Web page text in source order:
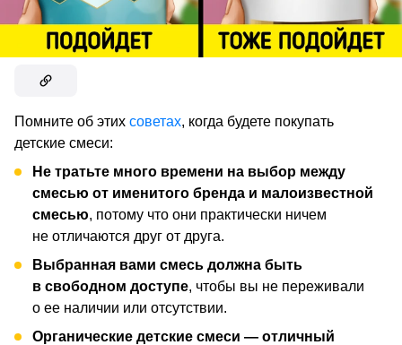
Помните об этих советах, когда будете покупать
детские смеси:
Не тратьте много времени на выбор между
смесью от именитого бренда и малоизвестной
смесью, потому что они практически ничем
не отличаются друг от друга.
Выбранная вами смесь должна быть
в свободном доступе, чтобы вы не переживали
о ее наличии или отсутствии.
Органические детские смеси — отличный